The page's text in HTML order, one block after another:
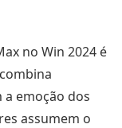
no Win 2024 é
emoção dos
assumem o